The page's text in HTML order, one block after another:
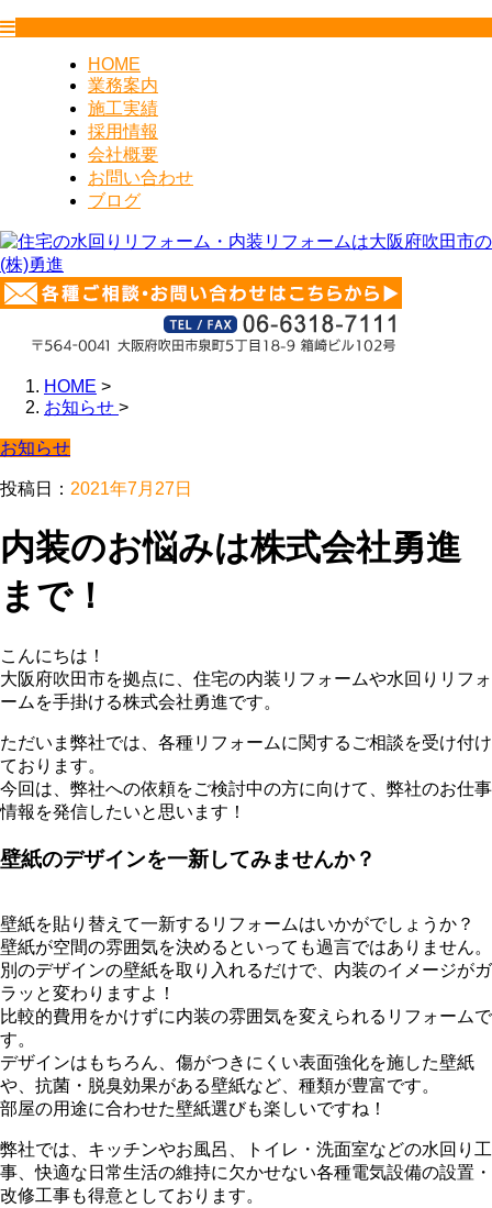
HOME
業務案内
施工実績
採用情報
会社概要
お問い合わせ
ブログ
HOME >
お知らせ >
お知らせ
投稿日： 2021年7月27日
内装のお悩みは株式会社勇進
まで！
こんにちは！
大阪府吹田市を拠点に、住宅の内装リフォームや水回りリフォ
ームを手掛ける株式会社勇進です。
ただいま弊社では、各種リフォームに関するご相談を受け付け
ております。
今回は、弊社への依頼をご検討中の方に向けて、弊社のお仕事
情報を発信したいと思います！
壁紙のデザインを一新してみませんか？
壁紙を貼り替えて一新するリフォームはいかがでしょうか？
壁紙が空間の雰囲気を決めるといっても過言ではありません。
別のデザインの壁紙を取り入れるだけで、内装のイメージがガ
ラッと変わりますよ！
比較的費用をかけずに内装の雰囲気を変えられるリフォームで
す。
デザインはもちろん、傷がつきにくい表面強化を施した壁紙
や、抗菌・脱臭効果がある壁紙など、種類が豊富です。
部屋の用途に合わせた壁紙選びも楽しいですね！
弊社では、キッチンやお風呂、トイレ・洗面室などの水回り工
事、快適な日常生活の維持に欠かせない各種電気設備の設置・
改修工事も得意としております。